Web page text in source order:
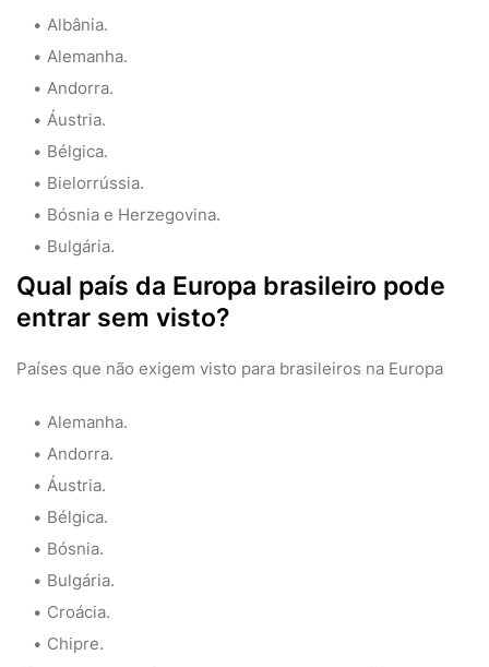
Albânia.
Alemanha.
Andorra.
Áustria.
Bélgica.
Bielorrússia.
Bósnia e Herzegovina.
Bulgária.
Qual país da Europa brasileiro pode
entrar sem visto?
Países que não exigem visto para brasileiros na Europa
Alemanha.
Andorra.
Áustria.
Bélgica.
Bósnia.
Bulgária.
Croácia.
Chipre.